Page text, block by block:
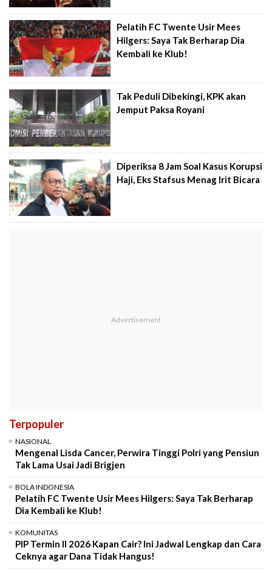
Pelatih FC Twente Usir Mees
Hilgers: Saya Tak Berharap Dia
Kembali ke Klub!
Tak Peduli Dibekingi, KPK akan
Jemput Paksa Royani
Diperiksa 8 Jam Soal Kasus Korupsi
Haji, Eks Stafsus Menag Irit Bicara
Terpopuler
NASIONAL
Mengenal Lisda Cancer, Perwira Tinggi Polri yang Pensiun
Tak Lama Usai Jadi Brigjen
BOLA INDONESIA
Pelatih FC Twente Usir Mees Hilgers: Saya Tak Berharap
Dia Kembali ke Klub!
KOMUNITAS
PIP Termin II 2026 Kapan Cair? Ini Jadwal Lengkap dan Cara
Ceknya agar Dana Tidak Hangus!